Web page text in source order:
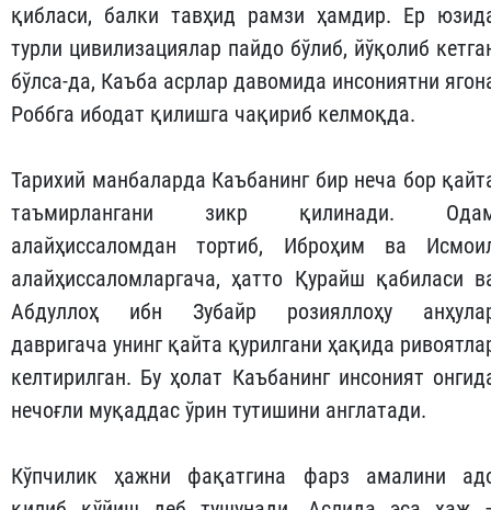
қибласи, балки тавҳид рамзи ҳамдир. Ер
турли цивилизациялар пайдо бўлиб, йўқолиб
бўлса-да, Каъба асрлар давомида инсониятни
Роббга ибодат қилишга чақириб келмоқда.
Тарихий манбаларда Каъбанинг бир неча бор
таъмирлангани зикр қилинади.
алайҳиссаломдан тортиб, Иброҳим ва
алайҳиссаломларгача, ҳатто Қурайш қабиласи
Абдуллоҳ ибн Зубайр розияллоҳу
давригача унинг қайта қурилгани ҳақида
келтирилган. Бу ҳолат Каъбанинг инсоният
нечоғли муқаддас ўрин тутишини англатади.
Кўпчилик ҳажни фақатгина фарз амалини